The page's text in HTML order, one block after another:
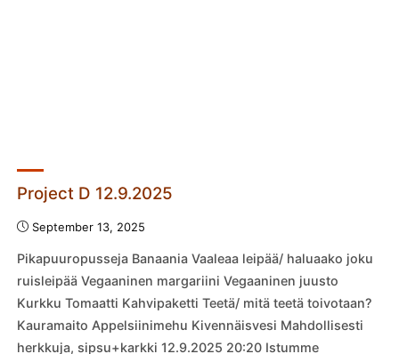
Project D 12.9.2025
September 13, 2025
Pikapuuropusseja Banaania Vaaleaa leipää/ haluaako joku
ruisleipää Vegaaninen margariini Vegaaninen juusto
Kurkku Tomaatti Kahvipaketti Teetä/ mitä teetä toivotaan?
Kauramaito Appelsiinimehu Kivennäisvesi Mahdollisesti
herkkuja, sipsu+karkki 12.9.2025 20:20 Istumme